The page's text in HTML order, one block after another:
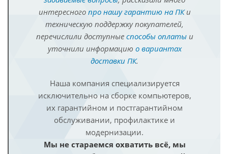
интересного про нашу гарантию на ПКи
техническую поддержку покупателей,
перечислили доступные способы оплатыи
уточнили информацию о вариантах
доставки ПК.
Наша компания специализируется
исключительно на сборке компьютеров,
их гарантийном и постгарантийном
обслуживании, профилактике и
модернизации.
Мы не стараемся охватить всё, мы